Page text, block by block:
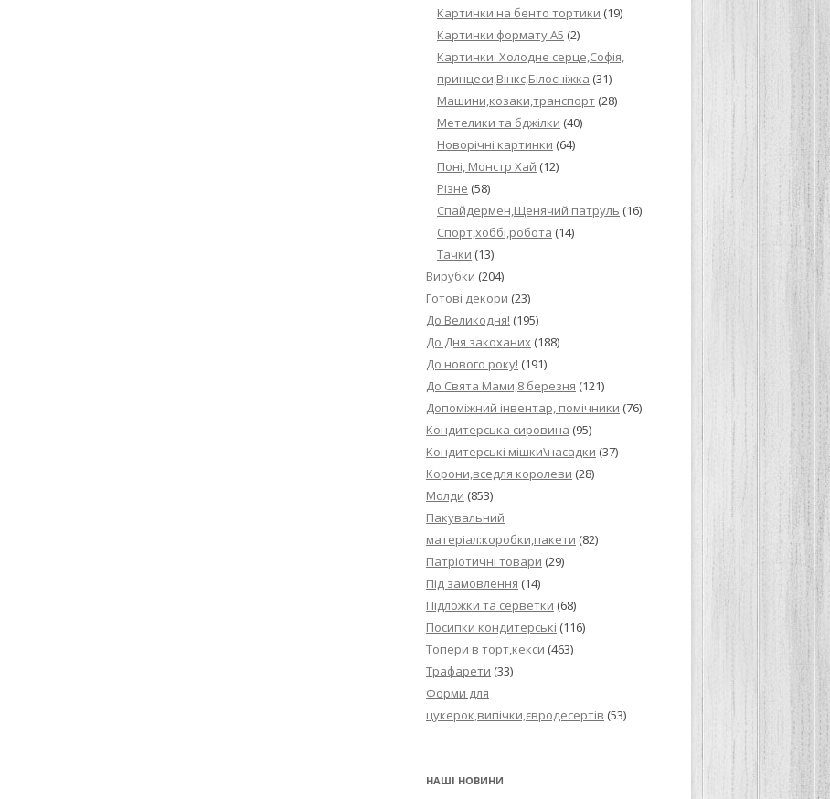
Картинки на бенто тортики (19)
Картинки формату А5 (2)
Картинки: Холодне серце,Софія,
принцеси,Вінкс,Білосніжка (31)
Машини,козаки,транспорт (28)
Метелики та бджілки (40)
Новорічні картинки (64)
Поні, Монстр Хай (12)
Різне (58)
Спайдермен,Щенячий патруль (16)
Спорт,хоббі,робота (14)
Тачки (13)
Вирубки (204)
Готові декори (23)
До Великодня! (195)
До Дня закоханих (188)
До нового року! (191)
До Свята Мами,8 березня (121)
Допоміжний інвентар, помічники (76)
Кондитерська сировина (95)
Кондитерські мішки\насадки (37)
Корони,вседля королеви (28)
Молди (853)
Пакувальний
матеріал:коробки,пакети (82)
Патріотичні товари (29)
Під замовлення (14)
Підложки та серветки (68)
Посипки кондитерські (116)
Топери в торт,кекси (463)
Трафарети (33)
Форми для
цукерок,випічки,євродесертів (53)
НАШІ НОВИНИ